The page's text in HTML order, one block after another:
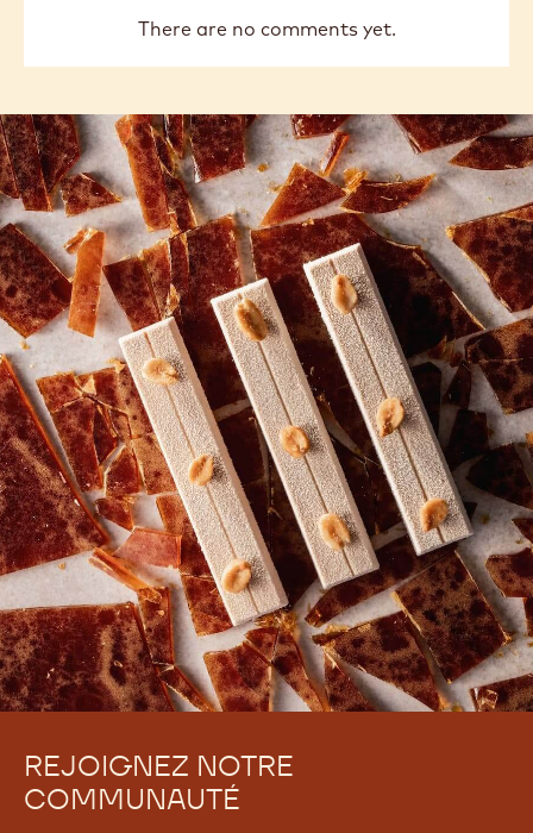
There are no comments yet.
REJOIGNEZ NOTRE
COMMUNAUTÉ